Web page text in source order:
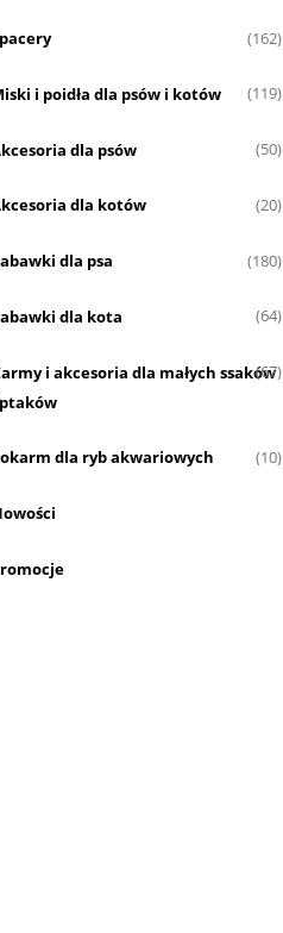
(162)
i poidła dla psów i kotów (119)
dla psów (50)
dla kotów (20)
dla psa (180)
dla kota (64)
i akcesoria dla małych ssaków
(67)
dla ryb akwariowych (10)